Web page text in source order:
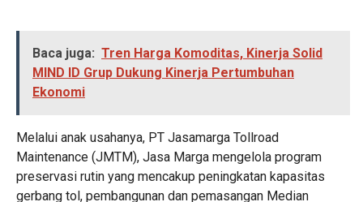
Baca juga: Tren Harga Komoditas, Kinerja Solid
MIND ID Grup Dukung Kinerja Pertumbuhan
Ekonomi
Melalui anak usahanya, PT Jasamarga Tollroad
Maintenance (JMTM), Jasa Marga mengelola program
preservasi rutin yang mencakup peningkatan kapasitas
gerbang tol, pembangunan dan pemasangan Median